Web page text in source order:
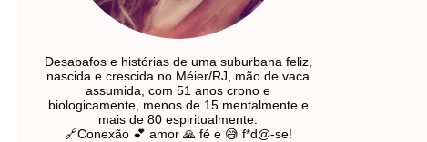
Desabafos e histórias de uma suburbana feliz,
nascida e crescida no Méier/RJ, mão de vaca
assumida, com 51 anos crono e
biologicamente, menos de 15 mentalmente e
mais de 80 espiritualmente.
🔗Conexão 💕 amor 🙏 fé e 😅 f*d@-se!